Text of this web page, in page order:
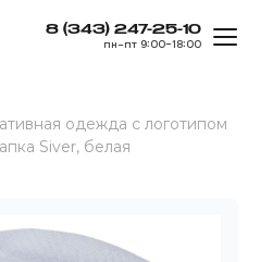
8 (343) 247-25-10
пн–пт 9:00–18:00
одежда с логотипом
Siver, белая